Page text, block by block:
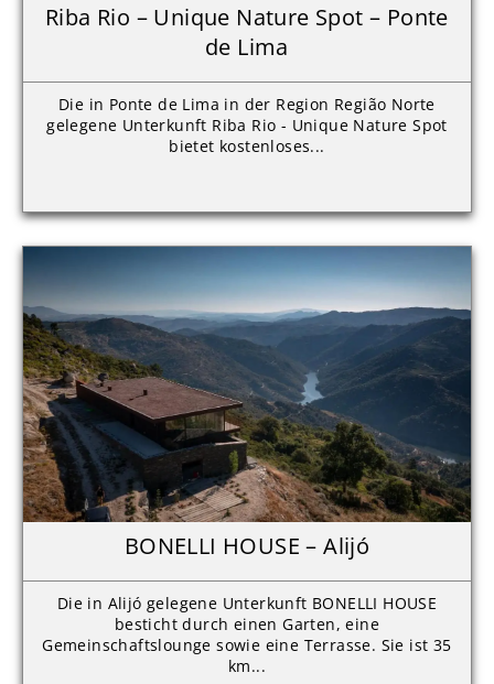
Riba Rio – Unique Nature Spot – Ponte
de Lima
Die in Ponte de Lima in der Region Região Norte
gelegene Unterkunft Riba Rio - Unique Nature Spot
bietet kostenloses...
BONELLI HOUSE – Alijó
Die in Alijó gelegene Unterkunft BONELLI HOUSE
besticht durch einen Garten, eine
Gemeinschaftslounge sowie eine Terrasse. Sie ist 35
km...